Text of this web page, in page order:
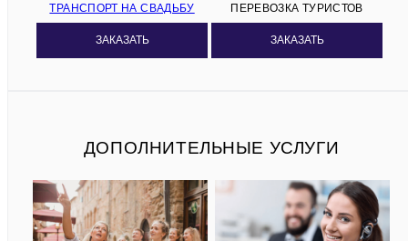
ТРАНСПОРТ НА СВАДЬБУ
ЗАКАЗАТЬ
ПЕРЕВОЗКА ТУРИСТОВ
ЗАКАЗАТЬ
ДОПОЛНИТЕЛЬНЫЕ УСЛУГИ